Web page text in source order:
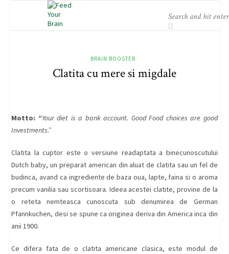
BRAIN BOOSTER
Clatita cu mere si migdale
Motto: “Your diet is a bank account. Good Food choices are good
Investments.”
Clatita la cuptor este o versiune readaptata a binecunoscutului
Dutch baby, un preparat american din aluat de clatita sau un fel de
budinca, avand ca ingrediente de baza oua, lapte, faina si o aroma
precum vanilia sau scortisoara. Ideea acestei clatite, provine de la
o reteta nemteasca cunoscuta sub denumirea de German
Pfannkuchen, desi se spune ca originea deriva din America inca din
anii 1900.
Ce difera fata de o clatita americane clasica, este modul de